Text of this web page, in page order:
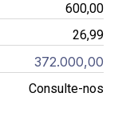
600,00
26,99
372.000,00
Consulte-nos